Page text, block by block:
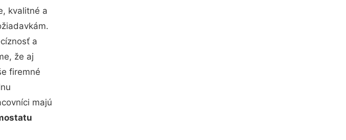
kvalitné a
a
že aj
firemné
majú